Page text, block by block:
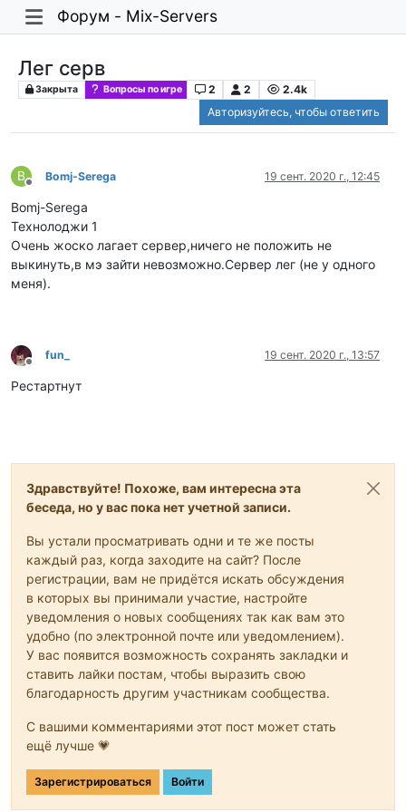
Форум - Mix-Servers
Лег серв
Закрыта Вопросы по игре 2 2
2.4k
Авторизуйтесь, чтобы ответить
B
Не в сети
Bomj-Serega 19 сент. 2020 г., 12:45
Bomj-Serega
Технолоджи 1
Очень жоско лагает сервер,ничего не положить не
выкинуть,в мэ зайти невозможно.Сервер лег (не у одного
меня).
Не в сети
fun_ 19 сент. 2020 г., 13:57
Рестартнут
Здравствуйте! Похоже, вам интересна эта
беседа, но у вас пока нет учетной записи.
Вы устали просматривать одни и те же посты
каждый раз, когда заходите на сайт? После
регистрации, вам не придётся искать обсуждения
в которых вы принимали участие, настройте
уведомления о новых сообщениях так как вам это
удобно (по электронной почте или уведомлением).
У вас появится возможность сохранять закладки и
ставить лайки постам, чтобы выразить свою
благодарность другим участникам сообщества.
С вашими комментариями этот пост может стать
ещё лучше 💗
Зарегистрироваться Войти